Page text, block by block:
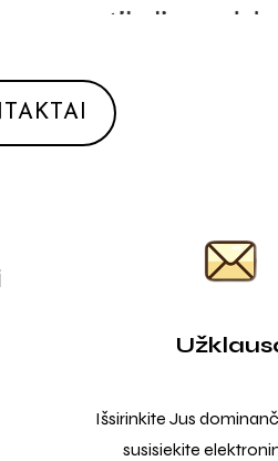
Išsirinkite Jus
susisiekite